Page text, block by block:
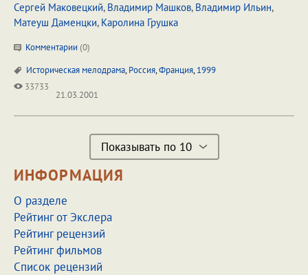
Сергей Маковецкий, Владимир Машков, Владимир Ильин,
Матеуш Даменцки, Каролина Грушка
Комментарии (0)
Историческая мелодрама,Россия,Франция,1999
33733
21.03.2001
Показывать по 10
ИНФОРМАЦИЯ
О разделе
Рейтинг от Экслера
Рейтинг рецензий
Рейтинг фильмов
Список рецензий